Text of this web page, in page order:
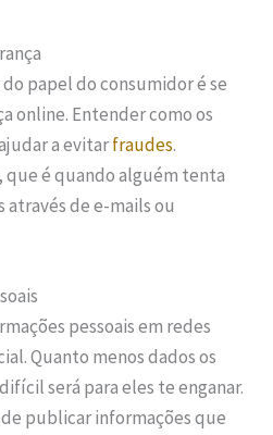
papel do consumidor é se
online. Entender como os
a evitarfraudes.
que é quando alguém tenta
através de e-mails ou
pessoais em redes
Quanto menos dados os
será para eles te enganar.
publicar informações que